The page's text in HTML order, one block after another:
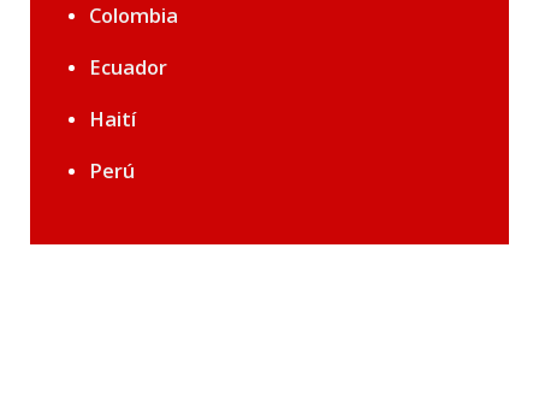
Colombia
Ecuador
Haití
Perú